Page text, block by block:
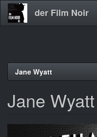
Direkt
der Film Noir
Jane Wyatt
Jane Wyatt